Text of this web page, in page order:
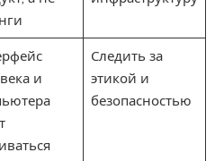
и
Следить за
этикой и
безопасностью